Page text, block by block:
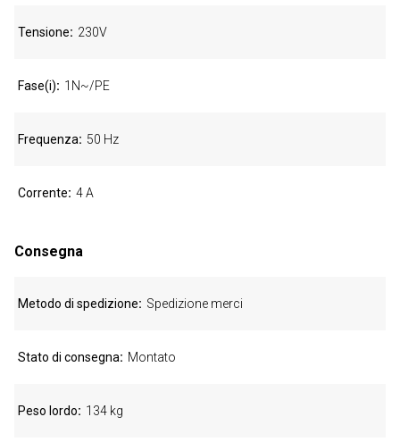
Tensione 230V
Fase(i) 1N~/PE
Frequenza 50 Hz
Corrente 4 A
Consegna
Metodo di spedizione Spedizione merci
Stato di consegna Montato
Peso lordo 134 kg